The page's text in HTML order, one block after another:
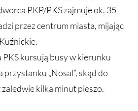
PKP/PKS zajmuje ok. 35
przez centrum miasta, mijając
PKS kursują busy w kierunku
przystanku „Nosal”, skąd do
kilka minut pieszo.